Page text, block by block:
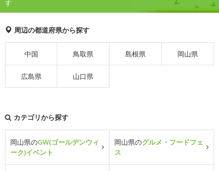
す
周辺の都道府県から探す
中国 鳥取県 島根県 岡山県
広島県 山口県
カテゴリから探す
岡山県のGW(ゴールデンウィ
ーク)イベント
岡山県のグルメ・フードフェ
ス